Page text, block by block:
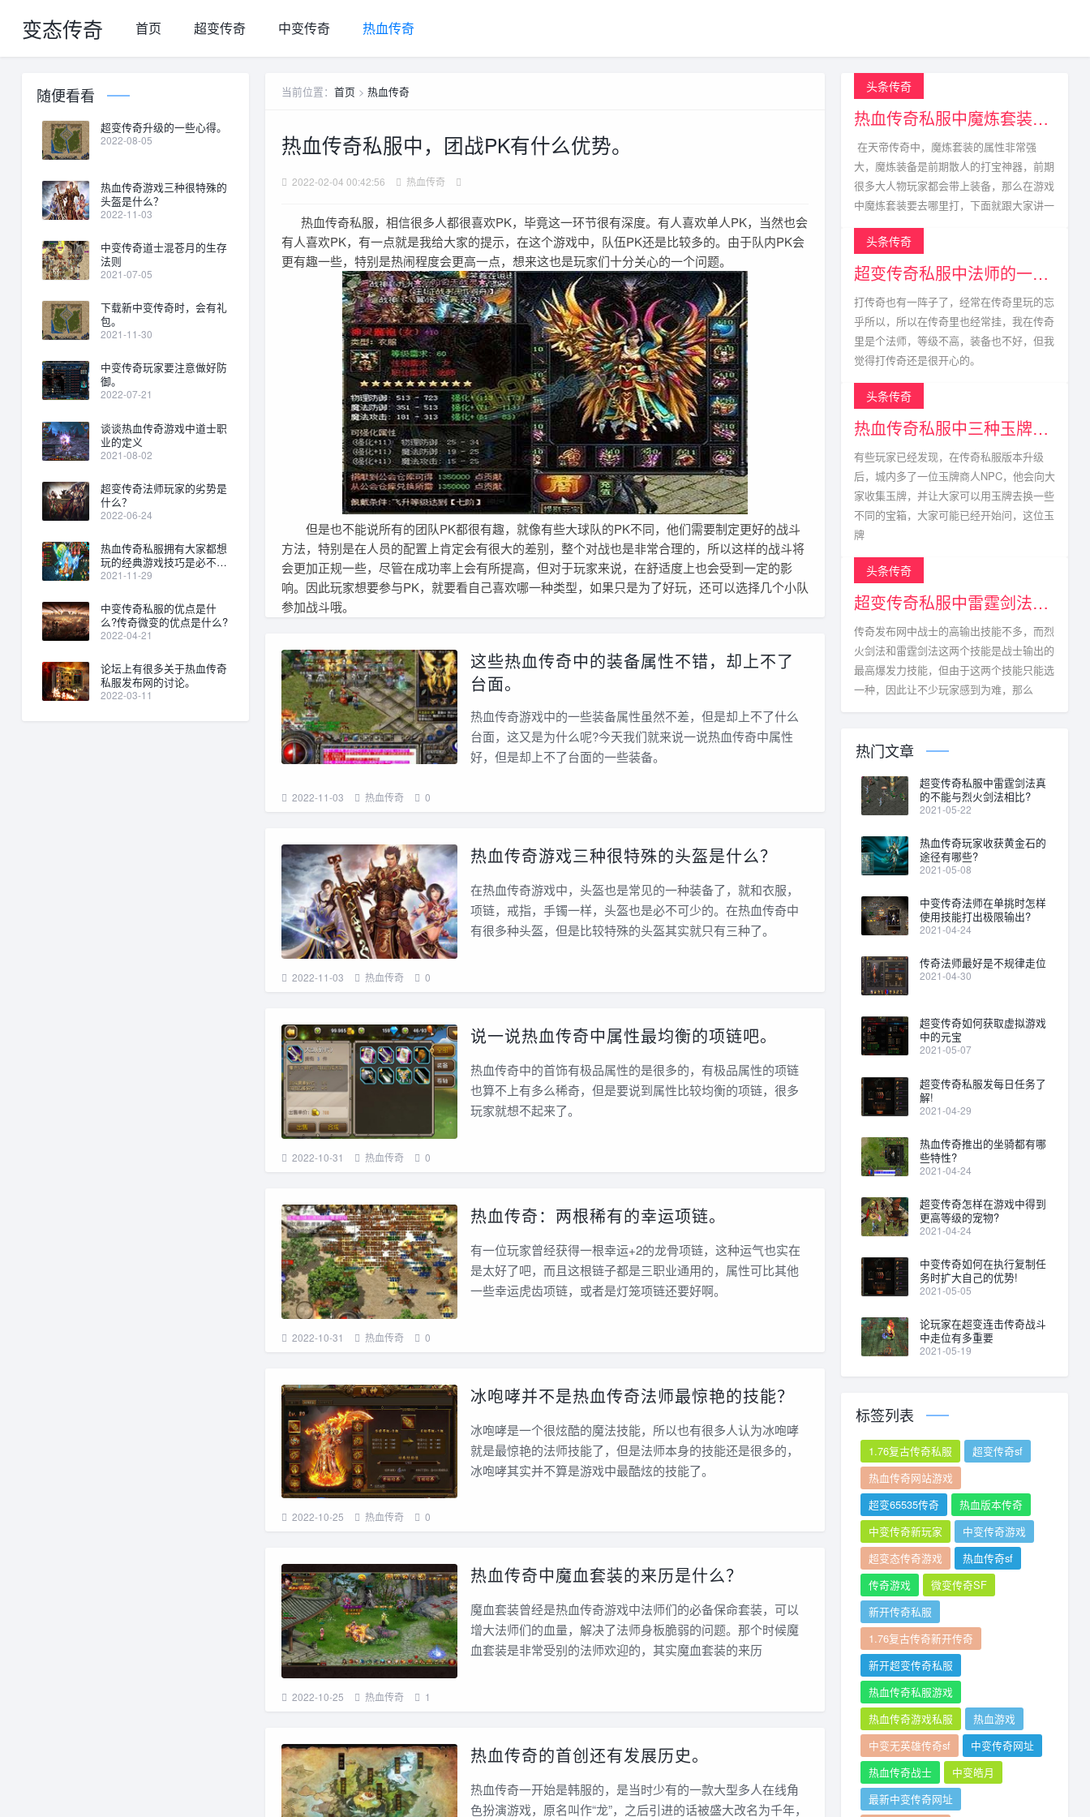
变态传奇 首页 超变传奇 中变传奇 热血传奇
当前位置： 首页 > 热血传奇
热血传奇私服中，团战PK有什么优势。
2022-02-04 00:42:56 热血传奇
热血传奇私服，相信很多人都很喜欢PK，毕竟这一环节很有深度。有人喜欢单人PK，当然也会
有人喜欢PK，有一点就是我给大家的提示，在这个游戏中，队伍PK还是比较多的。由于队内PK会
更有趣一些，特别是热闹程度会更高一点，想来这也是玩家们十分关心的一个问题。
但是也不能说所有的团队PK都很有趣，就像有些大球队的PK不同，他们需要制定更好的战斗
方法，特别是在人员的配置上肯定会有很大的差别，整个对战也是非常合理的，所以这样的战斗将
会更加正规一些，尽管在成功率上会有所提高，但对于玩家来说，在舒适度上也会受到一定的影
响。因此玩家想要参与PK，就要看自己喜欢哪一种类型，如果只是为了好玩，还可以选择几个小队
参加战斗哦。
这些热血传奇中的装备属性不错，却上不了
台面。
热血传奇游戏中的一些装备属性虽然不差，但是却上不了什么
台面，这又是为什么呢?今天我们就来说一说热血传奇中属性
好，但是却上不了台面的一些装备。
2022-11-03 热血传奇 0
热血传奇游戏三种很特殊的头盔是什么？
在热血传奇游戏中，头盔也是常见的一种装备了，就和衣服，
项链，戒指，手镯一样，头盔也是必不可少的。在热血传奇中
有很多种头盔，但是比较特殊的头盔其实就只有三种了。
2022-11-03 热血传奇 0
说一说热血传奇中属性最均衡的项链吧。
热血传奇中的首饰有极品属性的是很多的，有极品属性的项链
也算不上有多么稀奇，但是要说到属性比较均衡的项链，很多
玩家就想不起来了。
2022-10-31 热血传奇 0
热血传奇：两根稀有的幸运项链。
有一位玩家曾经获得一根幸运+2的龙骨项链，这种运气也实在
是太好了吧，而且这根链子都是三职业通用的，属性可比其他
一些幸运虎齿项链，或者是灯笼项链还要好啊。
2022-10-31 热血传奇 0
冰咆哮并不是热血传奇法师最惊艳的技能？
冰咆哮是一个很炫酷的魔法技能，所以也有很多人认为冰咆哮
就是最惊艳的法师技能了，但是法师本身的技能还是很多的，
冰咆哮其实并不算是游戏中最酷炫的技能了。
2022-10-25 热血传奇 0
热血传奇中魔血套装的来历是什么？
魔血套装曾经是热血传奇游戏中法师们的必备保命套装，可以
增大法师们的血量，解决了法师身板脆弱的问题。那个时候魔
血套装是非常受别的法师欢迎的，其实魔血套装的来历
2022-10-25 热血传奇 1
热血传奇的首创还有发展历史。
热血传奇一开始是韩服的，是当时少有的一款大型多人在线角
色扮演游戏，原名叫作“龙”，之后引进的话被盛大改名为千年，
随便看看
超变传奇升级的一些心得。
2022-08-05
热血传奇游戏三种很特殊的
头盔是什么？
2022-11-03
中变传奇道士混苍月的生存
法则
2021-07-05
下载新中变传奇时，会有礼
包。
2021-11-30
中变传奇玩家要注意做好防
御。
2022-07-21
谈谈热血传奇游戏中道士职
业的定义
2021-08-02
超变传奇法师玩家的劣势是
什么？
2022-06-24
热血传奇私服拥有大家都想
玩的经典游戏技巧是必不可
少
2021-11-29
中变传奇私服的优点是什
么?传奇微变的优点是什么?
2022-04-21
论坛上有很多关于热血传奇
私服发布网的讨论。
2022-03-11
头条传奇
热血传奇私服中魔炼套装的获取方式
在天帝传奇中，魔炼套装的属性非常强
大，魔炼装备是前期散人的打宝神器，前期
很多大人物玩家都会带上装备，那么在游戏
中魔炼套装要去哪里打，下面就跟大家讲一
头条传奇
超变传奇私服中法师的一生宿敌
打传奇也有一阵子了，经常在传奇里玩的忘
乎所以，所以在传奇里也经常挂，我在传奇
里是个法师，等级不高，装备也不好，但我
觉得打传奇还是很开心的。
头条传奇
热血传奇私服中三种玉牌获得方式以及掉落点
有些玩家已经发现，在传奇私服版本升级
后，城内多了一位玉牌商人NPC，他会向大
家收集玉牌，并让大家可以用玉牌去换一些
不同的宝箱，大家可能已经开始问，这位玉
牌
头条传奇
超变传奇私服中雷霆剑法真的不能与烈火剑法相比?
传奇发布网中战士的高输出技能不多，而烈
火剑法和雷霆剑法这两个技能是战士输出的
最高爆发力技能，但由于这两个技能只能选
一种，因此让不少玩家感到为难，那么
热门文章
超变传奇私服中雷霆剑法真
的不能与烈火剑法相比?
2021-05-22
热血传奇玩家收获黄金石的
途径有哪些?
2021-05-08
中变传奇法师在单挑时怎样
使用技能打出极限输出?
2021-04-24
传奇法师最好是不规律走位
2021-04-30
超变传奇如何获取虚拟游戏
中的元宝
2021-05-07
超变传奇私服发每日任务了
解!
2021-04-29
热血传奇推出的坐骑都有哪
些特性?
2021-04-24
超变传奇怎样在游戏中得到
更高等级的宠物?
2021-04-24
中变传奇如何在执行复制任
务时扩大自己的优势!
2021-05-05
论玩家在超变连击传奇战斗
中走位有多重要
2021-05-19
标签列表
1.76复古传奇私服
超变传奇sf
热血传奇网站游戏
超变65535传奇
热血版本传奇
中变传奇新玩家
中变传奇游戏
超变态传奇游戏
热血传奇sf
传奇游戏
微变传奇SF
新开传奇私服
1.76复古传奇新开传奇
新开超变传奇私服
热血传奇私服游戏
热血传奇游戏私服
热血游戏
中变无英雄传奇sf
中变传奇网址
热血传奇战士
中变皓月
最新中变传奇网址